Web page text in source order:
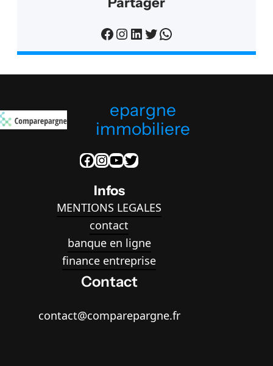
Facebook InstagramLinkedIn Twitter WhatsApp
epargne
immobiliere
Facebook InstagramYouTube Twitter
Infos
MENTIONS LEGALES
contact
banque en ligne
finance entreprise
Contact
contact@comparepargne.fr